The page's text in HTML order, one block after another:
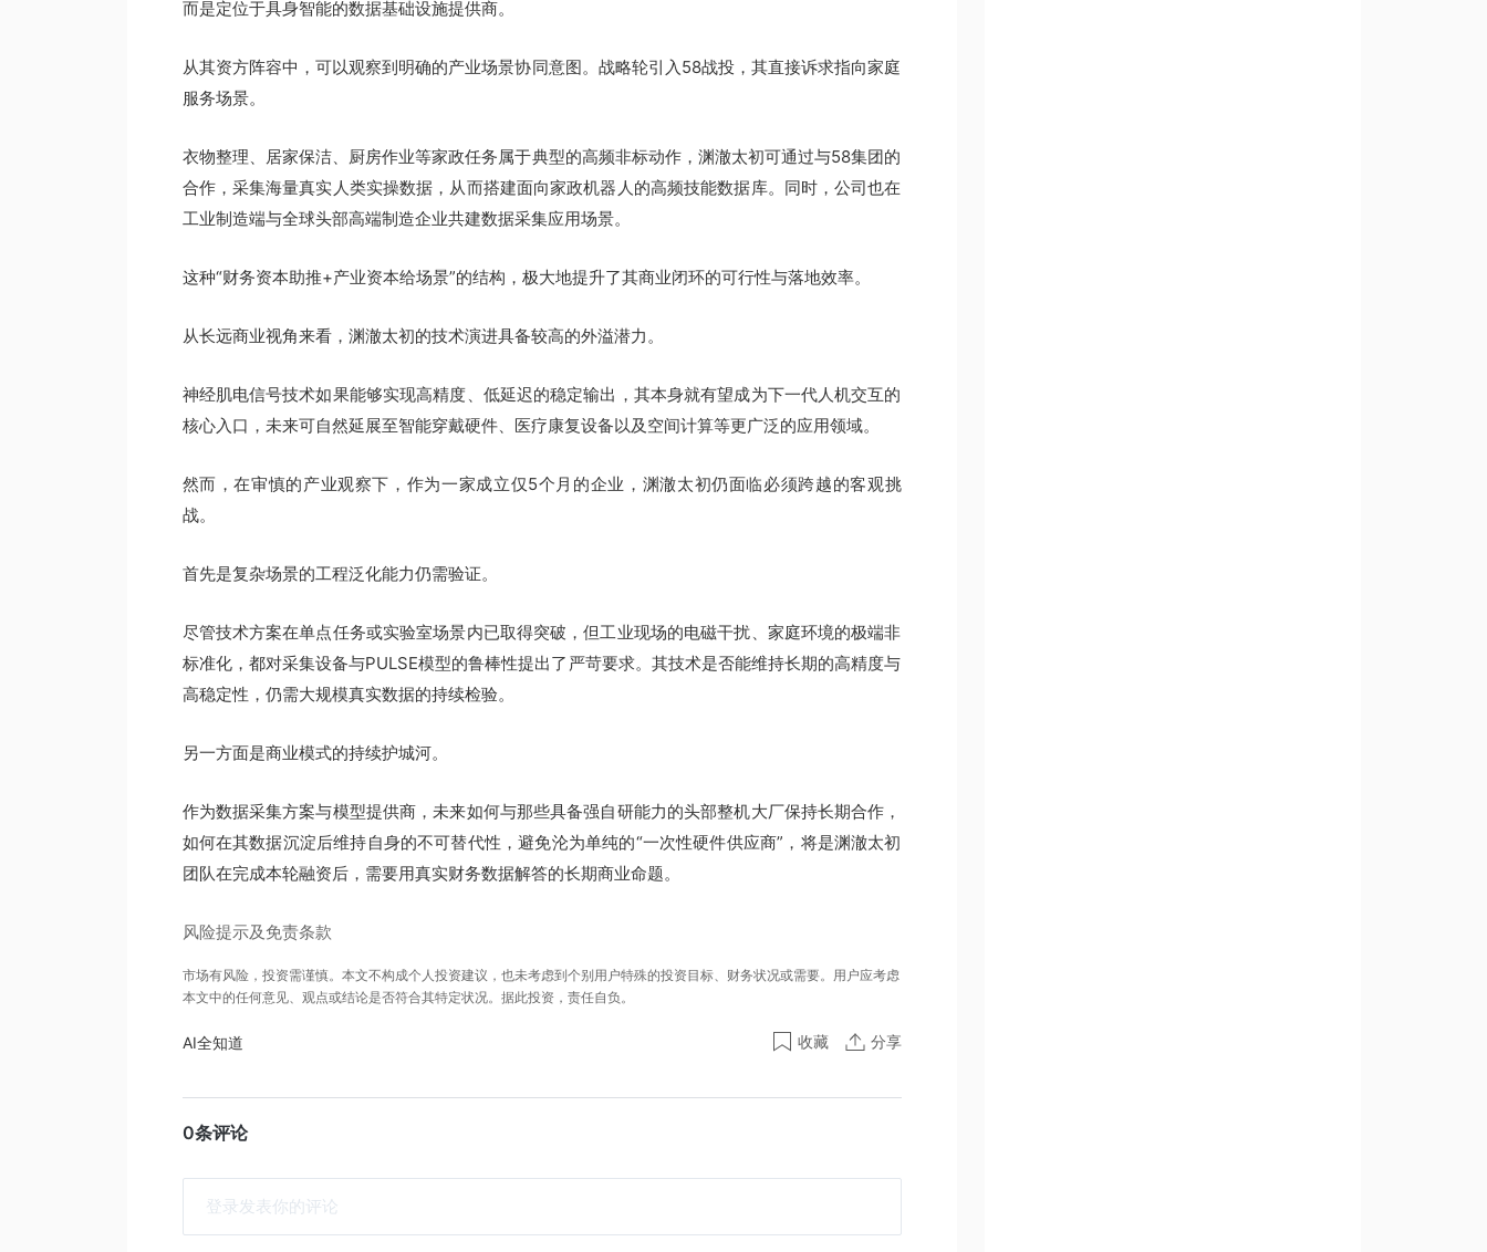
而是定位于具身智能的数据基础设施提供商。
从其资方阵容中，可以观察到明确的产业场景协同意图。战略轮引入58战投，其直接诉求指向家庭
服务场景。
衣物整理、居家保洁、厨房作业等家政任务属于典型的高频非标动作，渊澈太初可通过与58集团的
合作，采集海量真实人类实操数据，从而搭建面向家政机器人的高频技能数据库。同时，公司也在
工业制造端与全球头部高端制造企业共建数据采集应用场景。
这种“财务资本助推+产业资本给场景”的结构，极大地提升了其商业闭环的可行性与落地效率。
从长远商业视角来看，渊澈太初的技术演进具备较高的外溢潜力。
神经肌电信号技术如果能够实现高精度、低延迟的稳定输出，其本身就有望成为下一代人机交互的
核心入口，未来可自然延展至智能穿戴硬件、医疗康复设备以及空间计算等更广泛的应用领域。
然而，在审慎的产业观察下，作为一家成立仅5个月的企业，渊澈太初仍面临必须跨越的客观挑
战。
首先是复杂场景的工程泛化能力仍需验证。
尽管技术方案在单点任务或实验室场景内已取得突破，但工业现场的电磁干扰、家庭环境的极端非
标准化，都对采集设备与PULSE模型的鲁棒性提出了严苛要求。其技术是否能维持长期的高精度与
高稳定性，仍需大规模真实数据的持续检验。
另一方面是商业模式的持续护城河。
作为数据采集方案与模型提供商，未来如何与那些具备强自研能力的头部整机大厂保持长期合作，
如何在其数据沉淀后维持自身的不可替代性，避免沦为单纯的“一次性硬件供应商”，将是渊澈太初
团队在完成本轮融资后，需要用真实财务数据解答的长期商业命题。
风险提示及免责条款
市场有风险，投资需谨慎。本文不构成个人投资建议，也未考虑到个别用户特殊的投资目标、财务状况或需要。用户应考虑
本文中的任何意见、观点或结论是否符合其特定状况。据此投资，责任自负。
AI全知道 收藏 分享
0条评论